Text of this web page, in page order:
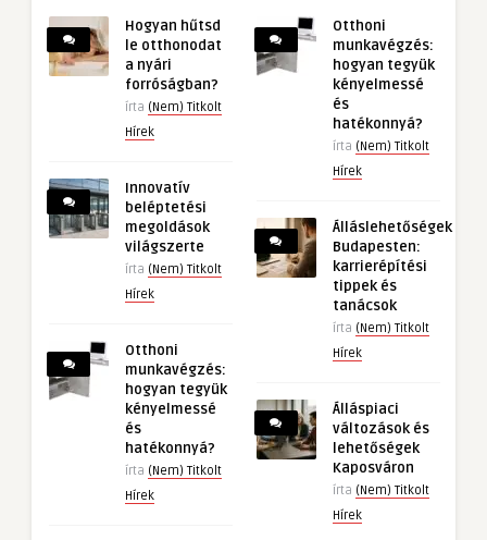
Hogyan hűtsd
le otthonodat
a nyári
forróságban?
írta (Nem) Titkolt
Hírek
Innovatív
beléptetési
megoldások
világszerte
írta (Nem) Titkolt
Hírek
Otthoni
munkavégzés:
hogyan tegyük
kényelmessé
és
hatékonnyá?
írta (Nem) Titkolt
Hírek
Otthoni
munkavégzés:
hogyan tegyük
kényelmessé
és
hatékonnyá?
írta (Nem) Titkolt
Hírek
Álláslehetőségek
Budapesten:
karrierépítési
tippek és
tanácsok
írta (Nem) Titkolt
Hírek
Álláspiaci
változások és
lehetőségek
Kaposváron
írta (Nem) Titkolt
Hírek